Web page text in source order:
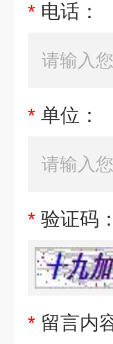
* 电话：
* 单位：
* 验证码：
* 留言内